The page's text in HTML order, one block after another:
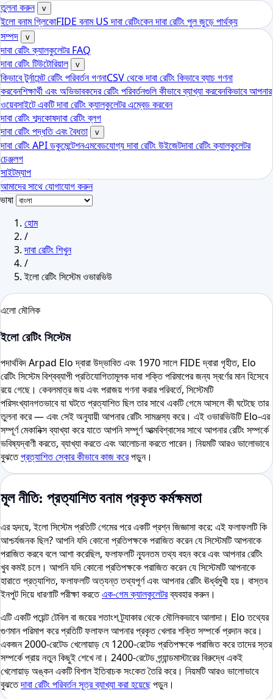
তুলনা করুন
v
ইলো বনাম গ্লিকোFIDE বনাম US দাবা রেটিংকেন দাবা রেটিং পুল জুড়ে পার্থক্য
সম্পদ
v
দাবা রেটিং ক্যালকুলেটর FAQ
দাবা রেটিং টিউটোরিয়াল
v
কিভাবে টুর্নামেন্ট রেটিং পরিবর্তন গণনাCSV থেকে দাবা রেটিং কিভাবে ব্যাচ গণনা
করবেনশিক্ষার্থী এবং অভিভাবকদের রেটিং পরিবর্তনগুলি কীভাবে ব্যাখ্যা করবেনকিভাবে আপনার
ওয়েবসাইটে একটি দাবা রেটিং ক্যালকুলেটর এম্বেড করবেন
দাবা রেটিং শব্দকোষদাবা রেটিং ব্লগ
দাবা রেটিং পদ্ধতি এবং বৈধতা
v
দাবা রেটিং API ডকুমেন্টেশনএমবেডযোগ্য দাবা রেটিং উইজেটদাবা রেটিং ক্যালকুলেটর
চেঞ্জলগ
সাইটম্যাপ
আমাদের সাথে যোগাযোগ করুন
ভাষা
হোম
/
দাবা রেটিং শিখুন
/
ইলো রেটিং সিস্টেম ওভারভিউ
এলো মৌলিক
ইলো রেটিং সিস্টেম
পদার্থবিদ Arpad Elo দ্বারা উদ্ভাবিত এবং 1970 সালে FIDE দ্বারা গৃহীত, Elo
রেটিং সিস্টেম বিশ্বব্যাপী প্রতিযোগিতামূলক দাবা শক্তি পরিমাপের জন্য স্বর্ণের মান হিসেবে
রয়ে গেছে। কেবলমাত্র জয় এবং পরাজয় গণনা করার পরিবর্তে, সিস্টেমটি
পরিসংখ্যানগতভাবে যা ঘটতে প্রত্যাশিত ছিল তার সাথে একটি গেমে আসলে কী ঘটেছে তার
তুলনা করে — এবং সেই অনুযায়ী আপনার রেটিং সামঞ্জস্য করে। এই ওভারভিউটি Elo-এর
সম্পূর্ণ মেকানিক্স ব্যাখ্যা করে যাতে আপনি সম্পূর্ণ আত্মবিশ্বাসের সাথে আপনার রেটিং সম্পর্কে
ভবিষ্যদ্বাণী করতে, ব্যাখ্যা করতে এবং আলোচনা করতে পারেন। নিয়মটি আরও ভালোভাবে
বুঝতেপ্রত্যাশিত স্কোর কীভাবে কাজ করেপড়ুন।
মূল নীতি: প্রত্যাশিত বনাম প্রকৃত কর্মক্ষমতা
এর হৃদয়ে, ইলো সিস্টেম প্রতিটি গেমের পরে একটি প্রশ্ন জিজ্ঞাসা করে: এই ফলাফলটি কি
আশ্চর্যজনক ছিল? আপনি যদি কোনো প্রতিপক্ষকে পরাজিত করেন যে সিস্টেমটি আপনাকে
পরাজিত করবে বলে আশা করেছিল, ফলাফলটি ন্যূনতম তথ্য বহন করে এবং আপনার রেটিং
খুব কমই চলে। আপনি যদি কোনো প্রতিপক্ষকে পরাজিত করেন যে সিস্টেমটি আপনাকে
হারাতে প্রত্যাশিত, ফলাফলটি অত্যন্ত তথ্যপূর্ণ এবং আপনার রেটিং ঊর্ধ্বমুখী হয়। বাস্তব
ইনপুট দিয়ে ধারণাটি পরীক্ষা করতেএক-গেম ক্যালকুলেটরব্যবহার করুন।
এটি একটি পয়েন্ট টেবিল বা জয়ের শতাংশ ট্র্যাকার থেকে মৌলিকভাবে আলাদা। Elo তথ্যের
গুণমান পরিমাপ করে প্রতিটি ফলাফল আপনার প্রকৃত খেলার শক্তি সম্পর্কে প্রদান করে।
একজন 2000-রেটেড খেলোয়াড় যে 1200-রেটেড প্রতিপক্ষকে পরাজিত করে তাদের স্তর
সম্পর্কে প্রায় নতুন কিছুই শেখে না। 2400-রেটেড গ্র্যান্ডমাস্টারের বিরুদ্ধে একই
খেলোয়াড় অঙ্কন একটি বিশাল ইতিবাচক সংকেত তৈরি করে। নিয়মটি আরও ভালোভাবে
বুঝতেদাবা রেটিং পরিবর্তন সূত্র ব্যাখ্যা করা হয়েছেপড়ুন।